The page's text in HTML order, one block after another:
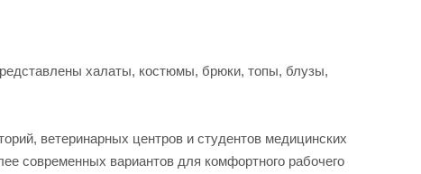
халаты, костюмы, брюки, топы, блузы,
ветеринарных центров и студентов медицинских
современных вариантов для комфортного рабочего